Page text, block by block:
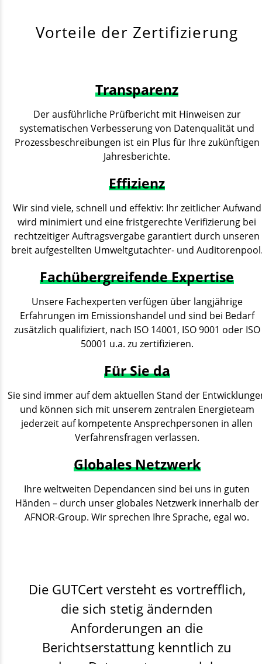
Vorteile der Zertifizierung
Transparenz
Der ausführliche Prüfbericht mit Hinweisen zur
systematischen Verbesserung von Datenqualität und
Prozessbeschreibungen ist ein Plus für Ihre zukünftigen
Jahresberichte.
Effizienz
Wir sind viele, schnell und effektiv: Ihr zeitlicher Aufwand
wird minimiert und eine fristgerechte Verifizierung bei
rechtzeitiger Auftragsvergabe garantiert durch unseren
breit aufgestellten Umweltgutachter- und
Fachübergreifende Expertise
Unsere Fachexperten verfügen über langjährige
Erfahrungen im Emissionshandel und sind bei Bedarf
zusätzlich qualifiziert, nach ISO 14001, ISO 9001 oder ISO
50001 u.a. zu zertifizieren.
Für Sie da
Sie sind immer auf dem aktuellen Stand der
und können sich mit unserem zentralen Energieteam
jederzeit auf kompetente Ansprechpersonen in allen
Verfahrensfragen verlassen.
Globales Netzwerk
Ihre weltweiten Dependancen sind bei uns in guten
Händen – durch unser globales Netzwerk innerhalb der
AFNOR-Group. Wir sprechen Ihre Sprache, egal wo.
Die GUTCert versteht es vortrefflich,
die sich stetig ändernden
Anforderungen an die
Berichtserstattung kenntlich zu